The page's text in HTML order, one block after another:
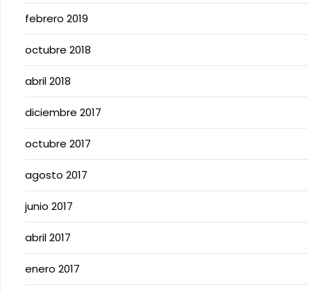
febrero 2019
octubre 2018
abril 2018
diciembre 2017
octubre 2017
agosto 2017
junio 2017
abril 2017
enero 2017